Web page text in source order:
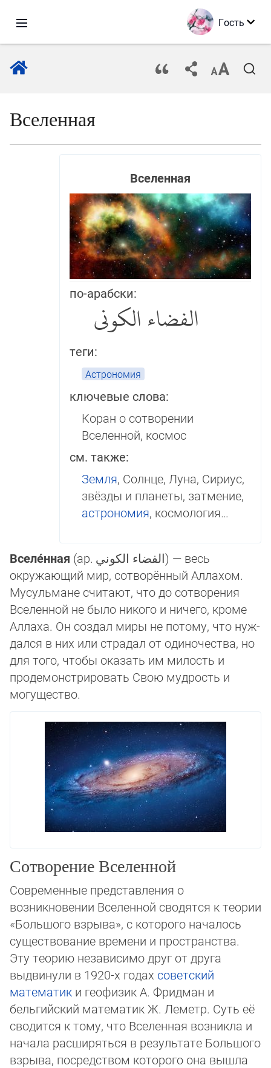
Гость
Вселенная
Вселенная
по-арабски:
الفضاء الكوني
теги:
Астрономия
ключевые слова:
Коран о сотворении
Вселенной, космос
см. также:
Земля, Солнце, Луна, Сириус,
звёзды и пла­не­ты, затмение,
астрономия, космология…
Вселе́нная (ар. الفضاء الكوني‎) — весь
окружающий мир, сотворённый Аллахом.
Му­суль­ма­не считают, что до сотворения
Вселенной не было никого и ничего, кроме
Аллаха. Он создал миры не потому, что нуж­
дал­ся в них или страдал от одиночества, но
для того, чтобы ока­зать им милость и
продемонстрировать Свою мудрость и
могу­щест­во.
Сотворение Вселенной
Современные представления о
возникновении Вселенной сводятся к теории
«Боль­шо­го взрыва», с которого началось
существование времени и пространства.
Эту теорию независимо друг от друга
выдвинули в 1920-х годах советский
математик и геофизик А. Фридман и
бельгийский математик Ж. Леметр. Суть её
сводится к тому, что Все­лен­ная возникла и
начала расширяться в результате Большого
взрыва, посред­ст­вом ко­торого она вышла